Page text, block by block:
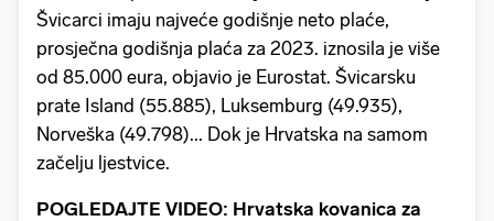
Švicarci imaju najveće godišnje neto plaće,
prosječna godišnja plaća za 2023. iznosila je više
od 85.000 eura, objavio je Eurostat. Švicarsku
prate Island (55.885), Luksemburg (49.935),
Norveška (49.798)... Dok je Hrvatska na samom
začelju ljestvice.
POGLEDAJTE VIDEO: Hrvatska kovanica za